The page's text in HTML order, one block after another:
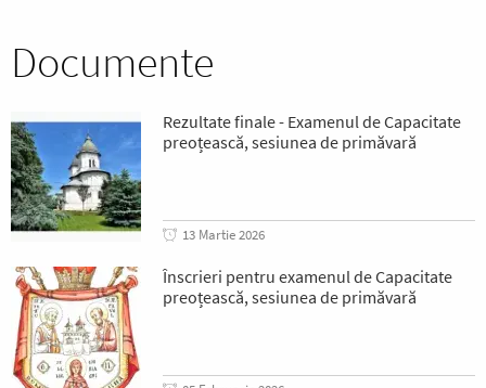
Documente
Rezultate finale - Examenul de Capacitate
preoțească, sesiunea de primăvară
13 Martie 2026
Înscrieri pentru examenul de Capacitate
preoțească, sesiunea de primăvară